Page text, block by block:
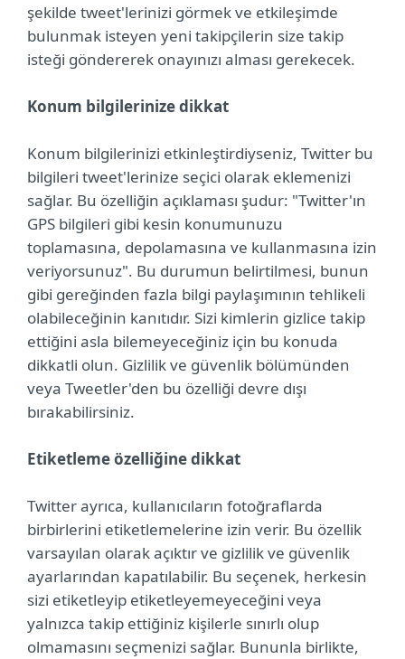
şekilde tweet'lerinizi görmek ve etkileşimde
bulunmak isteyen yeni takipçilerin size takip
isteği göndererek onayınızı alması gerekecek.
Konum bilgilerinize dikkat
Konum bilgilerinizi etkinleştirdiyseniz, Twitter bu
bilgileri tweet'lerinize seçici olarak eklemenizi
sağlar. Bu özelliğin açıklaması şudur: "Twitter'ın
GPS bilgileri gibi kesin konumunuzu
toplamasına, depolamasına ve kullanmasına izin
veriyorsunuz". Bu durumun belirtilmesi, bunun
gibi gereğinden fazla bilgi paylaşımının tehlikeli
olabileceğinin kanıtıdır. Sizi kimlerin gizlice takip
ettiğini asla bilemeyeceğiniz için bu konuda
dikkatli olun. Gizlilik ve güvenlik bölümünden
veya Tweetler'den bu özelliği devre dışı
bırakabilirsiniz.
Etiketleme özelliğine dikkat
Twitter ayrıca, kullanıcıların fotoğraflarda
birbirlerini etiketlemelerine izin verir. Bu özellik
varsayılan olarak açıktır ve gizlilik ve güvenlik
ayarlarından kapatılabilir. Bu seçenek, herkesin
sizi etiketleyip etiketleyemeyeceğini veya
yalnızca takip ettiğiniz kişilerle sınırlı olup
olmamasını seçmenizi sağlar. Bununla birlikte,